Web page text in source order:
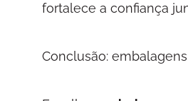
fortalece a confiança
Conclusão: